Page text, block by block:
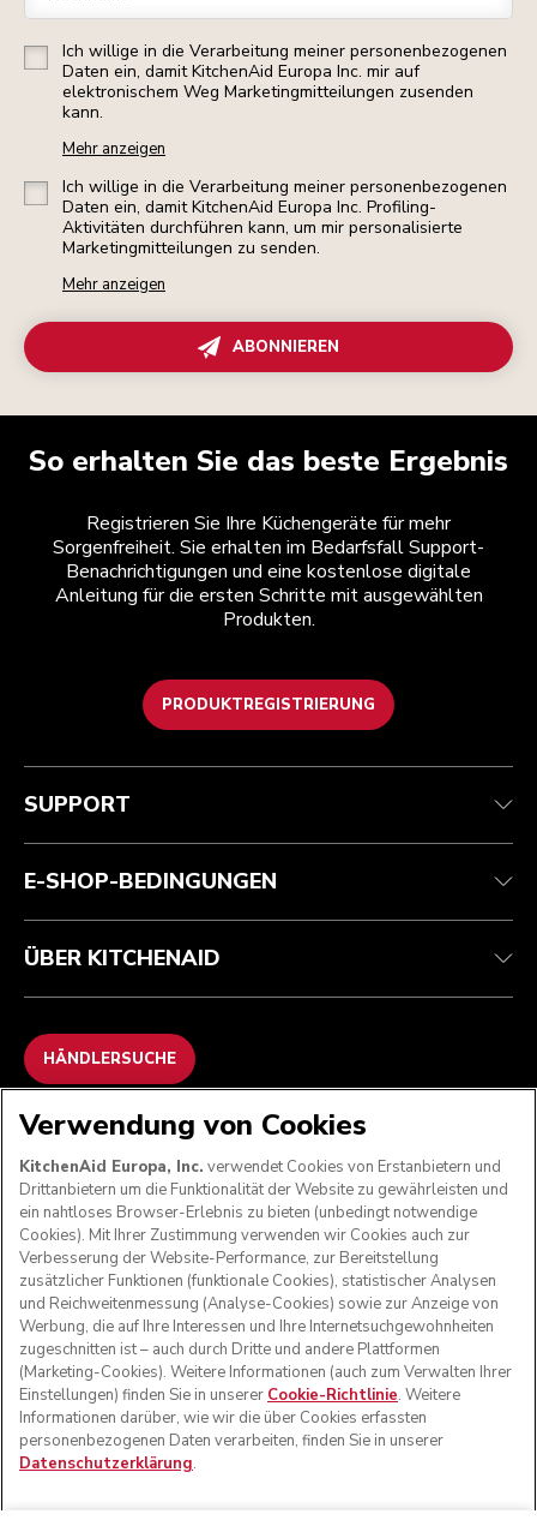
Ich willige in die Verarbeitung meiner personenbezogenen
Daten ein, damit KitchenAid Europa Inc. mir auf
elektronischem Weg Marketingmitteilungen zusenden
kann.
Mehr anzeigen
Ich willige in die Verarbeitung meiner personenbezogenen
Daten ein, damit KitchenAid Europa Inc. Profiling-
Aktivitäten durchführen kann, um mir personalisierte
Marketingmitteilungen zu senden.
Mehr anzeigen
ABONNIEREN
So erhalten Sie das beste Ergebnis
Registrieren Sie Ihre Küchengeräte für mehr
Sorgenfreiheit. Sie erhalten im Bedarfsfall Support-
Benachrichtigungen und eine kostenlose digitale
Anleitung für die ersten Schritte mit ausgewählten
Produkten.
PRODUKTREGISTRIERUNG
Kundenservice
Garantie und Dokumente
Kontaktieren Sie uns.
Teilnahmebedingungen
Rückgaben und Erstattungen
Impressum
ODR
Die Marke
Händlersuche
SUPPORT
E-SHOP-BEDINGUNGEN
ÜBER KITCHENAID
HÄNDLERSUCHE
WIR AKZEPTIEREN
FOLGEN SIE UNS
Verwendung von Cookies
KitchenAid Europa, Inc. verwendet Cookies von Erstanbietern und
Drittanbietern um die Funktionalität der Website zu gewährleisten und
ein nahtloses Browser-Erlebnis zu bieten (unbedingt notwendige
Cookies). Mit Ihrer Zustimmung verwenden wir Cookies auch zur
Verbesserung der Website-Performance, zur Bereitstellung
zusätzlicher Funktionen (funktionale Cookies), statistischer Analysen
und Reichweitenmessung (Analyse-Cookies) sowie zur Anzeige von
Werbung, die auf Ihre Interessen und Ihre Internetsuchgewohnheiten
zugeschnitten ist – auch durch Dritte und andere Plattformen
(Marketing-Cookies). Weitere Informationen (auch zum Verwalten Ihrer
Einstellungen) finden Sie in unserer Cookie-Richtlinie. Weitere
Informationen darüber, wie wir die über Cookies erfassten
personenbezogenen Daten verarbeiten, finden Sie in unserer
Datenschutzerklärung.